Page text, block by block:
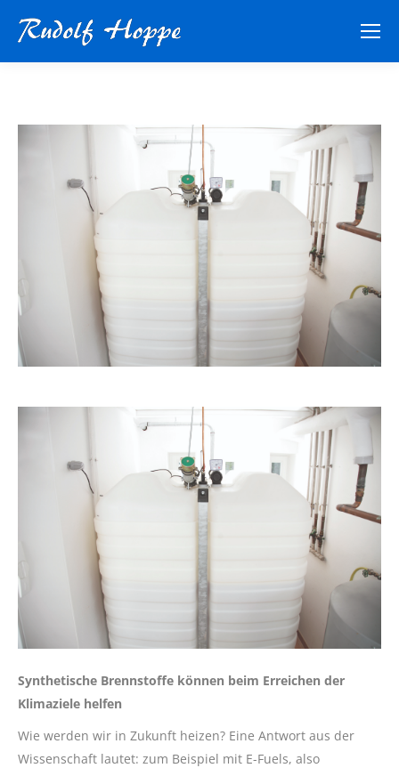
Synthetische Brennstoffe können beim Erreichen der
Klimaziele helfen
Wie werden wir in Zukunft heizen? Eine Antwort aus der
Wissenschaft lautet: zum Beispiel mit E-Fuels, also